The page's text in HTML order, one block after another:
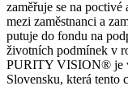
zaměřuje se na
mezi zaměstnanci a
putuje do fondu na
životních podmínek v
PURITY VISION® je
Slovensku, která tento